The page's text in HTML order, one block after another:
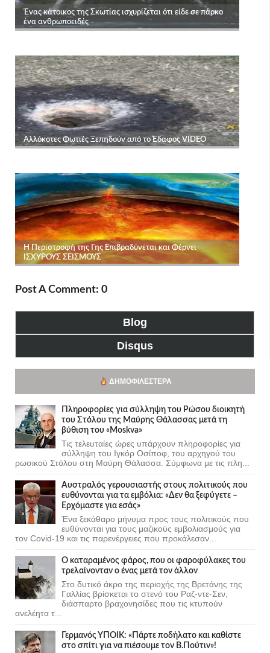
Post A Comment: 0
Blog
Disqus
ΔΗΜΟΦΙΛΈΣΤΕΡΑ
Πληροφορίες για σύλληψη του Ρώσου διοικητή
του Στόλου της Mαύρης Θάλασσας μετά τη
βύθιση του «Moskva»
Τις τελευταίες ώρες υπάρχουν πληροφορίες για
σύλληψη του Ιγκόρ Οσίποφ, του αρχηγού του
ρωσικού Στόλου στη Μαύρη Θάλασσα. Σύμφωνα με τις πλη...
Αυστραλός γερουσιαστής στους πολιτικούς που
ευθύνονται για τα εμβόλια: «Δεν θα ξεφύγετε –
Ερχόμαστε για εσάς»
Ένα ξεκάθαρο μήνυμα προς τους πολιτικούς που
ευθύνονται για τους μαζικούς εμβολιασμούς για
τον Covid-19 και τις παρενέργειες που προκάλεσαν...
Ο καταραμένος φάρος, που οι φαροφύλακες του
τρελαίνονταν ο ένας μετά τον άλλον
Στο δυτικό άκρο της περιοχής της Βρετάνης της
Γαλλίας βρίσκεται το στενό του Ραζ-ντε-Σεν,
διάσπαρτο βραχονησίδες που τις κτυπούν
ανελέητα τ...
Γερμανός ΥΠΟΙΚ: «Πάρτε ποδήλατο και καθίστε
στο σπίτι για να πιέσουμε τον Β.Πούτιν»!